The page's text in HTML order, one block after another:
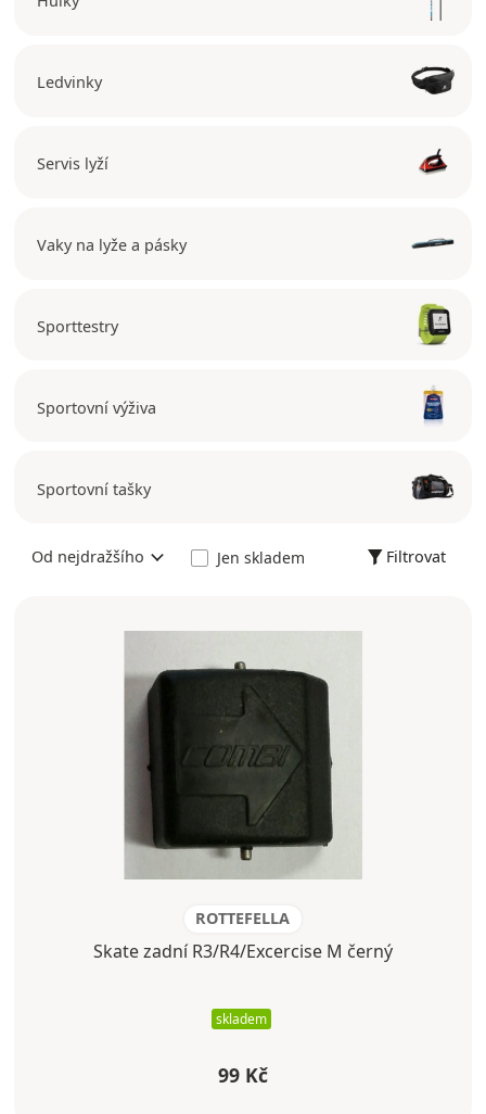
Ledvinky
Servis lyží
Vaky na lyže a pásky
Sporttestry
Sportovní výživa
Sportovní tašky
Od nejdražšího Jen skladem Filtrovat
ROTTEFELLA
Skate zadní R3/R4/Excercise M černý
skladem
99 Kč